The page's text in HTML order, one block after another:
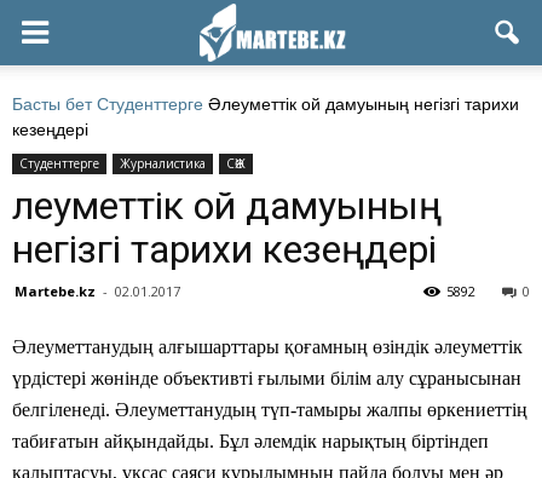
Басты бет Студенттерге Әлеуметтік ой дамуының негізгі тарихи
кезеңдері
Студенттерге Журналистика СӨЖ
Әлеуметтік ой дамуының
негізгі тарихи кезеңдері
Martebe.kz - 02.01.2017 0
5892
Әлеуметтанудың алғышарттары қоғамның өзіндік әлеуметтік
үрдістері жөнінде объективті ғылыми білім алу сұранысынан
белгіленеді. Әлеуметтанудың түп-тамыры жалпы өркениеттің
табиғатын айқындайды. Бұл әлемдік нарықтың біртіндеп
қалыптасуы, ұқсас саяси құрылымның пайда болуы мен әр